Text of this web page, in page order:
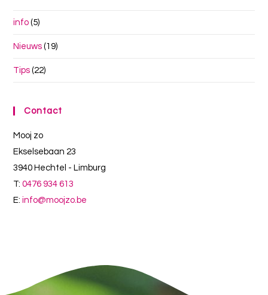
info (5)
Nieuws (19)
Tips (22)
Contact
Mooj zo
Ekselsebaan 23
3940 Hechtel - Limburg
T:0476 934 613
E:info@moojzo.be